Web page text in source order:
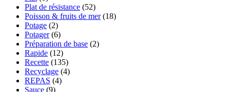
Plat de résistance (52)
Poisson & fruits de mer(18)
Potage (2)
Potager(6)
Préparation de base (2)
Rapide (12)
Recette (135)
Recyclage (4)
REPAS (4)
Sauce (9)